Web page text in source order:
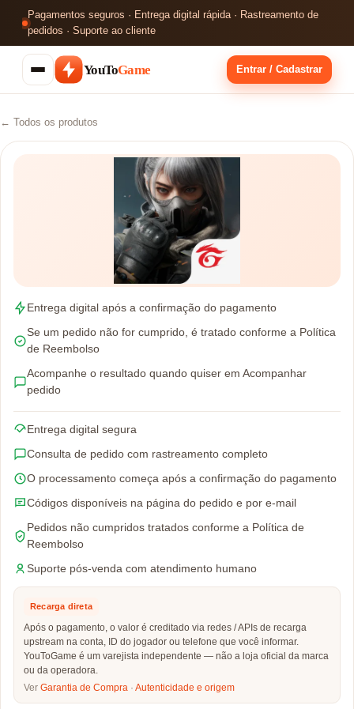
Pagamentos seguros · Entrega digital rápida · Rastreamento de
pedidos · Suporte ao cliente
YouToGame Entrar / Cadastrar
← Todos os produtos
Entrega digital após a confirmação do pagamento
Se um pedido não for cumprido, é tratado conforme a Política
de Reembolso
Acompanhe o resultado quando quiser em Acompanhar
pedido
Entrega digital segura
Consulta de pedido com rastreamento completo
O processamento começa após a confirmação do pagamento
Códigos disponíveis na página do pedido e por e-mail
Pedidos não cumpridos tratados conforme a Política de
Reembolso
Suporte pós-venda com atendimento humano
Recarga direta
Após o pagamento, o valor é creditado via redes / APIs de recarga
upstream na conta, ID do jogador ou telefone que você informar.
YouToGame é um varejista independente — não a loja oficial da marca
ou da operadora.
Ver Garantia de Compra · Autenticidade e origem